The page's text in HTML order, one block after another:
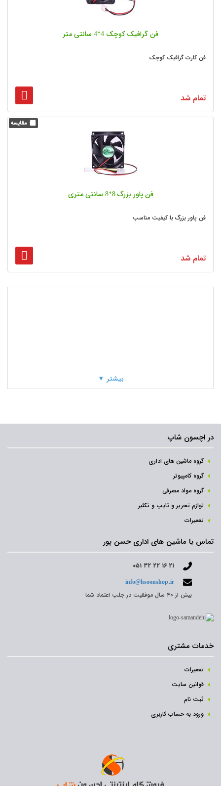
فن گرافیک کوچک 4*4 سانتی متر
فن کارت گرافیک کوچک
تمام شد
فن پاور بزرگ 8*8 سانتی متری
فن پاور بزرگ با کیفیت مناسب
تمام شد
بیشتر ▼
در اچسون شاپ
گروه ماشین های اداری
گروه کامپیوتر
گروه مواد مصرفی
لوازم تحریر و تایپ و تکثیر
تعمیرات
تماس با ماشین های اداری حسن پور
۰۵۱ ۳۲ ۲۲ ۱۶ ۲۱
info@hsoonshop.ir
بیش از ۴۰ سال موفقیت در جلب اعتماد شما
خدمات مشتری
تعمیرات
قوانین سایت
ثبت نام‌
ورود به حساب کاربری